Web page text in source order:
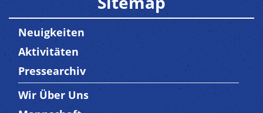
Neuigkeiten
Aktivitäten
Pressearchiv
Trenner3
Wir Über Uns